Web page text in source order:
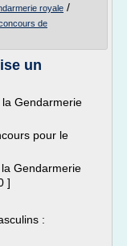
royale /
de
un
Gendarmerie
pour le
Gendarmerie
]
: